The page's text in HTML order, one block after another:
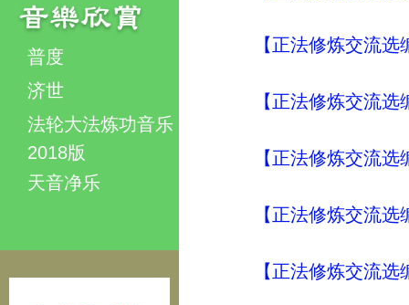
普度
济世
法轮大法炼功音乐
2018版
天音净乐
【正法修炼交流
【正法修炼交流
【正法修炼交流
【正法修炼交流
【正法修炼交流